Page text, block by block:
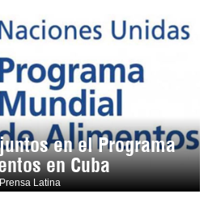
en el Programa
en Cuba
Latina